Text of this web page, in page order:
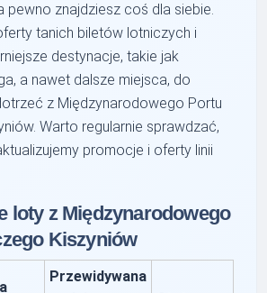
pewno znajdziesz coś dla siebie.
tanich biletów lotniczych i
destynacje, takie jak
a nawet dalsze miejsca, do
z Międzynarodowego Portu
Warto regularnie sprawdzać,
promocje i oferty linii
loty z Międzynarodowego
Kiszyniów
Przewidywana